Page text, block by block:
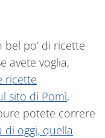
po’ di ricette
avete voglia,
ricette
sito di Pomì,
potete correre
di oggi, quella